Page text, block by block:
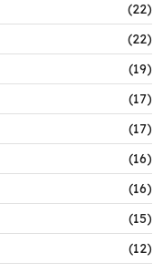
(22)
(22)
(19)
(17)
(17)
(16)
(16)
(15)
(12)